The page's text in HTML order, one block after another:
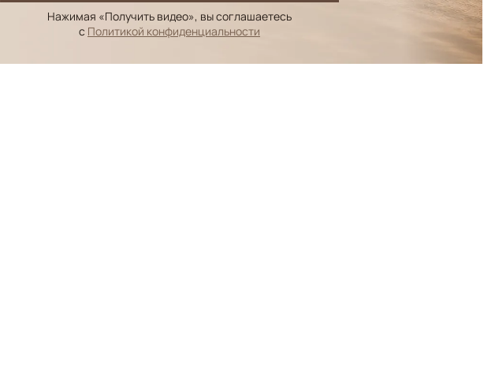
Нажимая «Получить видео», вы соглашаетесь
с Политикой конфиденциальности